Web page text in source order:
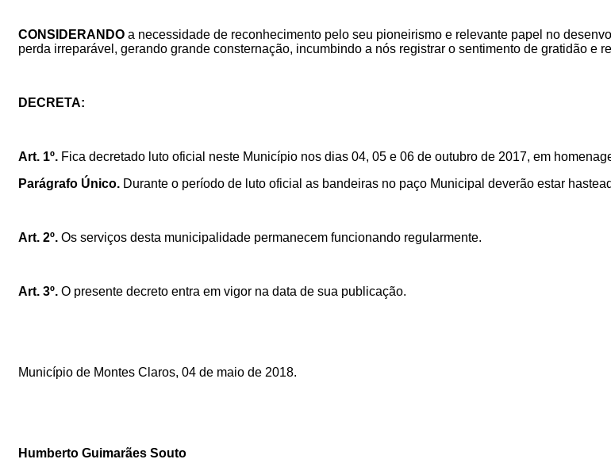
CONSIDERANDO a necessidade de reconhecimento pelo seu pioneirismo e relevante papel no
perda irreparável, gerando grande consternação, incumbindo a nós registrar o sentimento de gratidão e
DECRETA:
Art. 1º. Fica decretado luto oficial neste Município nos dias 04, 05 e 06 de outubro de 2017, em
Parágrafo Único. Durante o período de luto oficial as bandeiras no paço Municipal deverão estar
Art. 2º. Os serviços desta municipalidade permanecem funcionando regularmente.
Art. 3º. O presente decreto entra em vigor na data de sua publicação.
Município de Montes Claros, 04 de maio de 2018.
Humberto Guimarães Souto